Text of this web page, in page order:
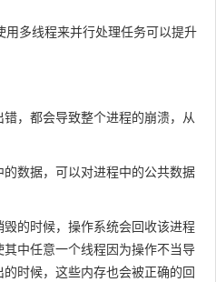
多线程来并行处理任务可以提升
，都会导致整个进程的崩溃，从
数据，可以对进程中的公共数据
的时候，操作系统会回收该进程
中任意一个线程因为操作不当导
时候，这些内存也会被正确的回